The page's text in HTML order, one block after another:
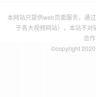
本网站只提供web页面服务，通
于各大视频网站），本站不
合
©copyright